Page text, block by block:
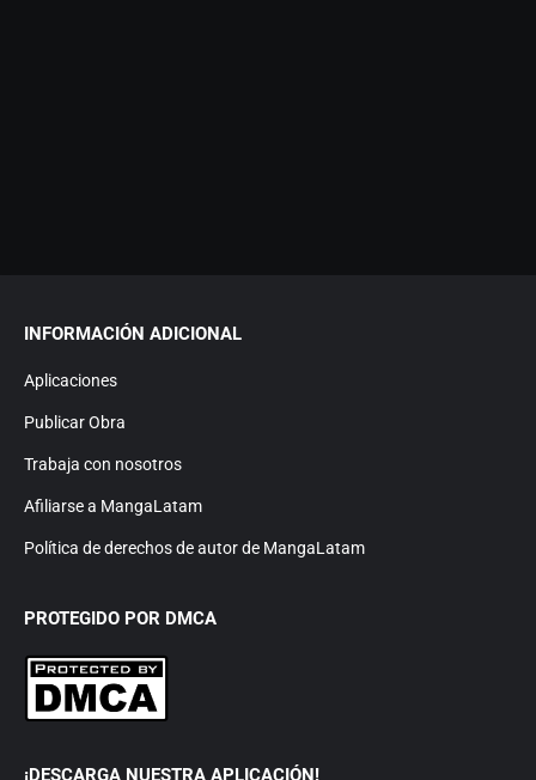
INFORMACIÓN ADICIONAL
Aplicaciones
Publicar Obra
Trabaja con nosotros
Afiliarse a MangaLatam
Política de derechos de autor de MangaLatam
PROTEGIDO POR DMCA